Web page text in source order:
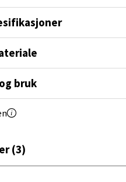
bruk
(3)
- Sirkus Shopping
5, 7044 Trondheim
20